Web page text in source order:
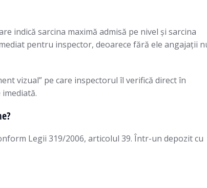
indică sarcina maximă admisă pe nivel și sarcina
pentru inspector, deoarece fără ele angajații
vizual” pe care inspectorul îl verifică direct în
Legii 319/2006, articolul 39. Într-un depozit cu